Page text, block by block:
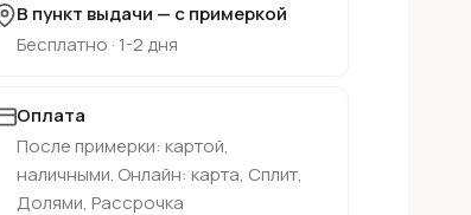
В пункт выдачи — с примеркой
Бесплатно · 1-2 дня
Оплата
После примерки: картой,
наличными. Онлайн: карта, Сплит,
Долями, Рассрочка